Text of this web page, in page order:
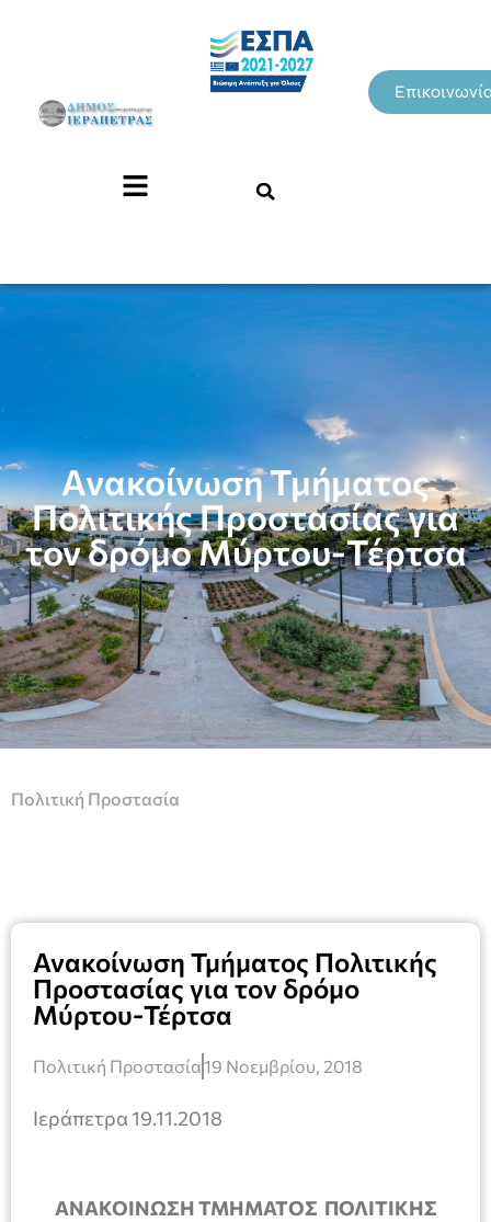
Ανακοίνωση Τμήματος
Πολιτικής Προστασίας για
τον δρόμο Μύρτου-Τέρτσα
Πολιτική Προστασία
Ανακοίνωση Τμήματος Πολιτικής
Προστασίας για τον δρόμο
Μύρτου-Τέρτσα
Πολιτική Προστασία19 Νοεμβρίου, 2018
Ιεράπετρα 19.11.2018
ΑΝΑΚΟΙΝΩΣΗ ΤΜΗΜΑΤΟΣ ΠΟΛΙΤΙΚΗΣ